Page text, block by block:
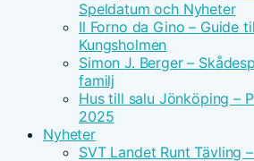
Speldatum och Nyheter
Il Forno da Gino – Guide
Kungsholmen
Simon J. Berger –
familj
Hus till salu Jönköping –
2025
Nyheter
SVT Landet Runt Tävling